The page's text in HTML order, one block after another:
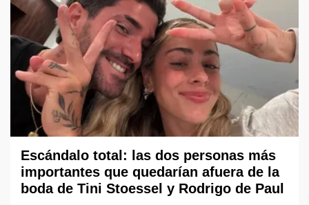
Escándalo total: las dos personas más
importantes que quedarían afuera de la
boda de Tini Stoessel y Rodrigo de Paul